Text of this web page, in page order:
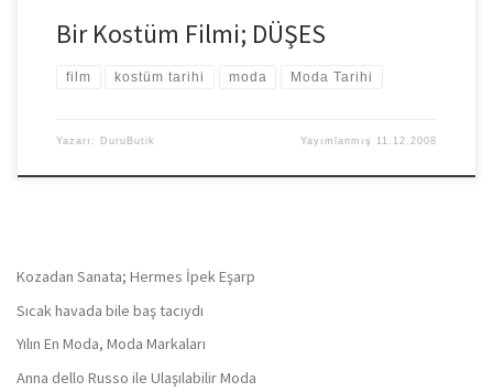
Bir Kostüm Filmi; DÜŞES
film kostüm tarihi moda Moda Tarihi
Yazarı: DuruButik Yayımlanmış 11.12.2008
Kozadan Sanata; Hermes İpek Eşarp
Sıcak havada bile baş tacıydı
Yılın En Moda, Moda Markaları
Anna dello Russo ile Ulaşılabilir Moda